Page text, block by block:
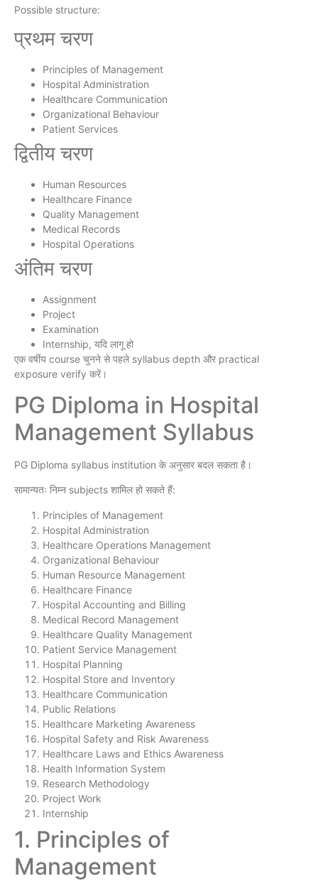
Possible structure:
प्रथम चरण
Principles of Management
Hospital Administration
Healthcare Communication
Organizational Behaviour
Patient Services
द्वितीय चरण
Human Resources
Healthcare Finance
Quality Management
Medical Records
Hospital Operations
अंतिम चरण
Assignment
Project
Examination
Internship, यदि लागू हो
एक वर्षीय course चुनने से पहले syllabus depth और practical
exposure verify करें।
PG Diploma in Hospital
Management Syllabus
PG Diploma syllabus institution के अनुसार बदल सकता है।
सामान्यतः निम्न subjects शामिल हो सकते हैं:
Principles of Management
Hospital Administration
Healthcare Operations Management
Organizational Behaviour
Human Resource Management
Healthcare Finance
Hospital Accounting and Billing
Medical Record Management
Healthcare Quality Management
Patient Service Management
Hospital Planning
Hospital Store and Inventory
Healthcare Communication
Public Relations
Healthcare Marketing Awareness
Hospital Safety and Risk Awareness
Healthcare Laws and Ethics Awareness
Health Information System
Research Methodology
Project Work
Internship
1. Principles of
Management